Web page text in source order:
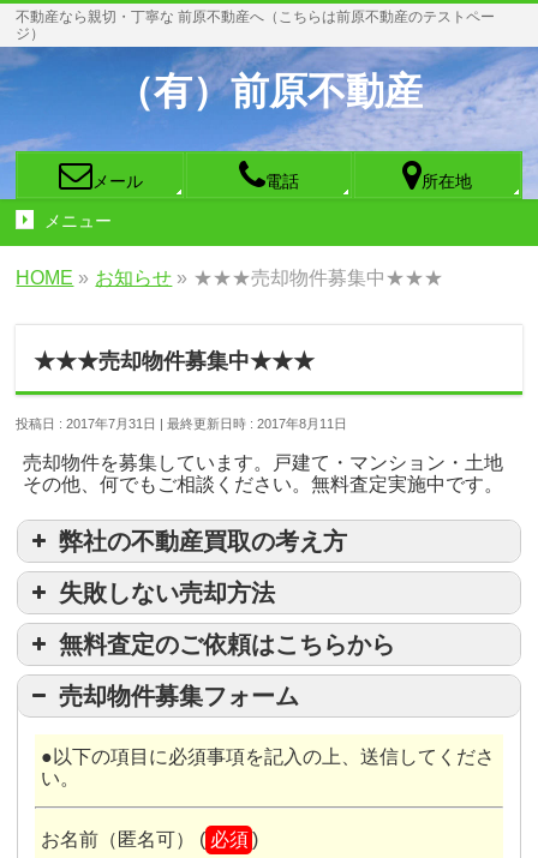
不動産なら親切・丁寧な 前原不動産へ（こちらは前原不動産のテストペー
ジ）
（有）前原不動産
メール 電話 所在地
メニュー
HOME » お知らせ » ★★★売却物件募集中★★★
★★★売却物件募集中★★★
投稿日 : 2017年7月31日 最終更新日時 : 2017年8月11日
売却物件を募集しています。戸建て・マンション・土地
その他、何でもご相談ください。無料査定実施中です。
弊社の不動産買取の考え方
弊社では、お客様の不動産を直接お買取致
します！
失敗しない売却方法
『結果を見据えた売却で最
善の一手！』
お客様によっても悩み事やご要望はさまざま
無料査定のご依頼はこちらから
●以下の項目に必須事項を記入の上、送信してくださ
い。
査定の目的（必須：複数選択可）
簡易査定価格を知りたい
査定価格によっては売却を検討
売却物件募集フォーム
●以下の項目に必須事項を記入の上、送信してくださ
い。
お名前（匿名可） ( 必須)